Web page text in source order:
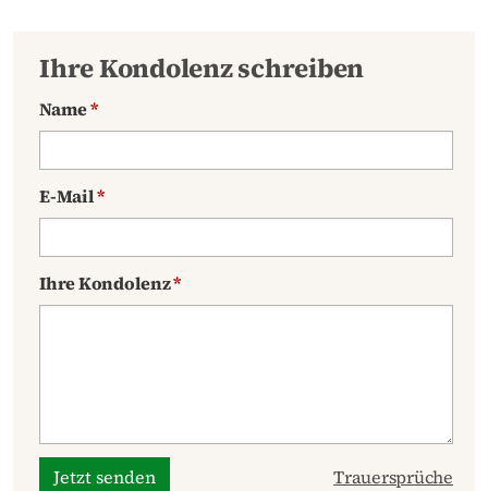
Ihre Kondolenz schreiben
Name*
E-Mail*
Ihre Kondolenz*
Jetzt senden Trauersprüche